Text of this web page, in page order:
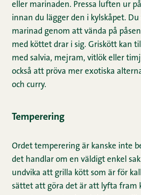
eller marinaden. Pressa luften ur
innan du lägger den i kylskåpet.
marinad genom att vända på
med köttet drar i sig. Griskött kan
med salvia, mejram, vitlök eller
också att pröva mer exotiska
och curry.
Temperering
Ordet temperering är kanske inte
det handlar om en väldigt enkel
undvika att grilla kött som är för
sättet att göra det är att lyfta fram